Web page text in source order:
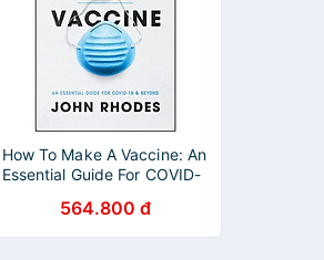
How To Make A Vaccine: An
Essential Guide For COVID-
564.800 đ